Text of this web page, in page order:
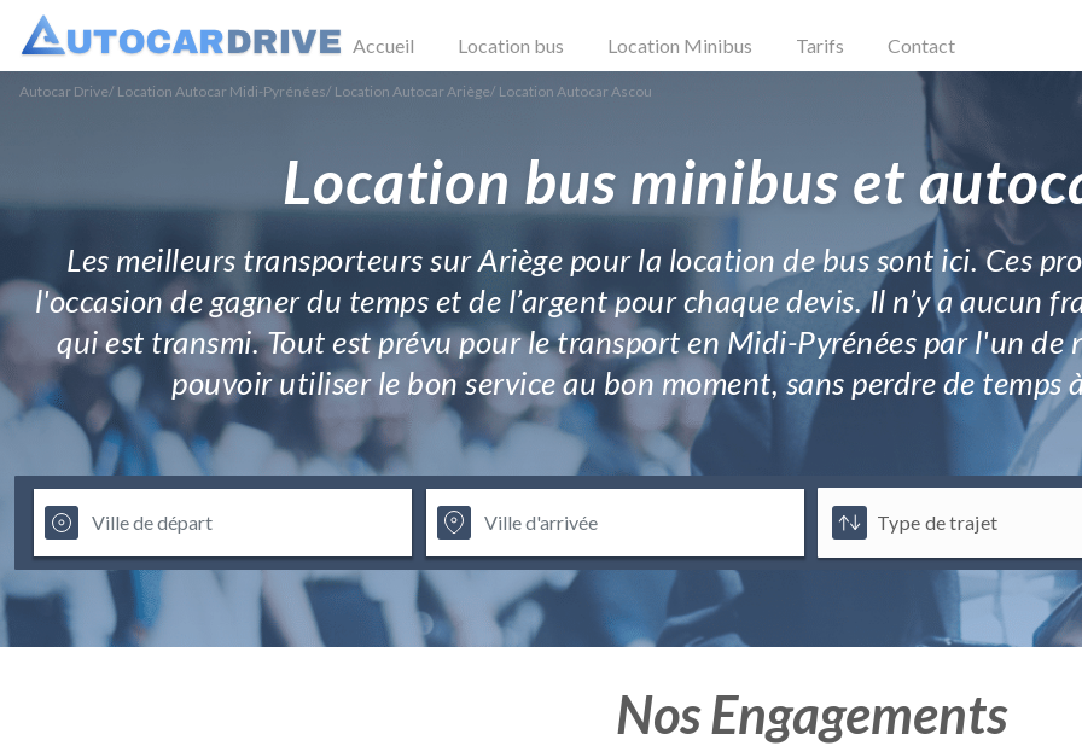
Accueil Location bus Location Minibus Tarifs Contact
Autocar Drive/ Location Autocar Midi-Pyrénées/ Location Autocar Ariège/ Location Autocar Ascou
Location bus minibus et
Les meilleurs transporteurs sur Ariège pour la location de bus sont ici. Ces
l'occasion de gagner du temps et de l’argent pour chaque devis. Il n’y a aucun
qui est transmi. Tout est prévu pour le transport en Midi-Pyrénées par l'un de
pouvoir utiliser le bon service au bon moment, sans perdre de temps
Nos Engagements